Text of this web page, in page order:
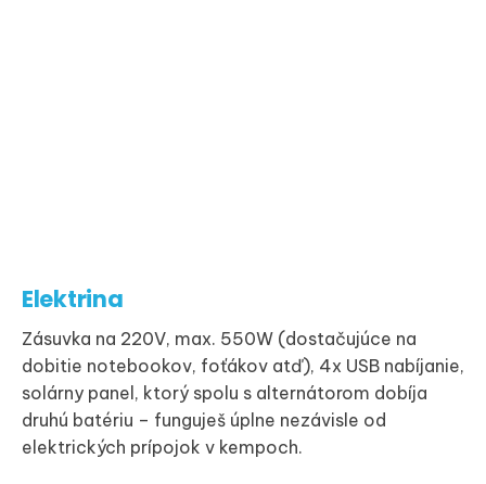
Elektrina
Zásuvka na 220V, max. 550W (dostačujúce na
dobitie notebookov, foťákov atď), 4x USB nabíjanie,
solárny panel, ktorý spolu s alternátorom dobíja
druhú batériu – funguješ úplne nezávisle od
elektrických prípojok v kempoch.